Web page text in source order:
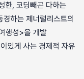
한, 코딩빼곤 다하는
하는 제너럴리스트의
행성>을 개발
있게 사는 경제적 자유